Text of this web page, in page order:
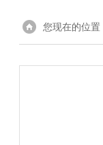
您现在的位置